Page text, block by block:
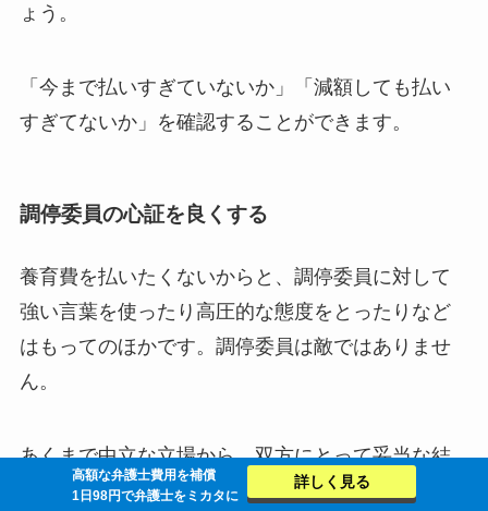
ょう。
「今まで払いすぎていないか」「減額しても払い
すぎてないか」を確認することができます。
調停委員の心証を良くする
養育費を払いたくないからと、調停委員に対して
強い言葉を使ったり高圧的な態度をとったりなど
はもってのほかです。調停委員は敵ではありませ
ん。
あくまで中立な立場から、双方にとって妥当な結
論に至れるように客観的な視点から話を聞きま
高額な弁護士費用を補償
1日98円で弁護士をミカタに
詳しく見る